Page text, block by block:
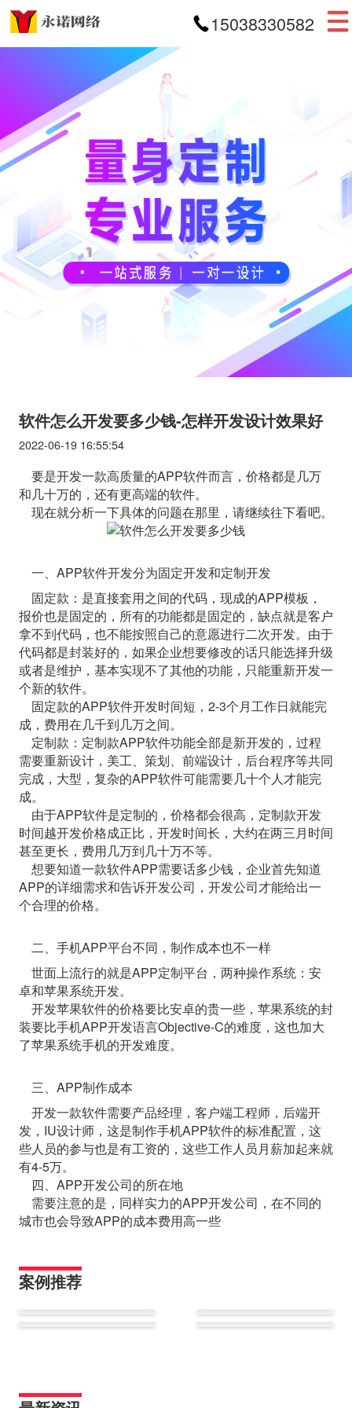
15038330582
首页
APP开发
小程序开发
案例展示
新闻资讯
关于我们
软件怎么开发要多少钱-怎样开发设计效果好
2022-06-19 16:55:54
要是开发一款高质量的APP软件而言，价格都是几万
和几十万的，还有更高端的软件。
现在就分析一下具体的问题在那里，请继续往下看吧。
一、APP软件开发分为固定开发和定制开发
固定款：是直接套用之间的代码，现成的APP模板，
报价也是固定的，所有的功能都是固定的，缺点就是客户
拿不到代码，也不能按照自己的意愿进行二次开发。由于
代码都是封装好的，如果企业想要修改的话只能选择升级
或者是维护，基本实现不了其他的功能，只能重新开发一
个新的软件。
固定款的APP软件开发时间短，2-3个月工作日就能完
成，费用在几千到几万之间。
定制款：定制款APP软件功能全部是新开发的，过程
需要重新设计，美工、策划、前端设计，后台程序等共同
完成，大型，复杂的APP软件可能需要几十个人才能完
成。
由于APP软件是定制的，价格都会很高，定制款开发
时间越开发价格成正比，开发时间长，大约在两三月时间
甚至更长，费用几万到几十万不等。
想要知道一款软件APP需要话多少钱，企业首先知道
APP的详细需求和告诉开发公司，开发公司才能给出一
个合理的价格。
二、手机APP平台不同，制作成本也不一样
世面上流行的就是APP定制平台，两种操作系统：安
卓和苹果系统开发。
开发苹果软件的价格要比安卓的贵一些，苹果系统的封
装要比手机APP开发语言Objective-C的难度，这也加大
了苹果系统手机的开发难度。
三、APP制作成本
开发一款软件需要产品经理，客户端工程师，后端开
发，IU设计师，这是制作手机APP软件的标准配置，这
些人员的参与也是有工资的，这些工作人员月薪加起来就
有4-5万。
四、APP开发公司的所在地
需要注意的是，同样实力的APP开发公司，在不同的
城市也会导致APP的成本费用高一些
案例推荐